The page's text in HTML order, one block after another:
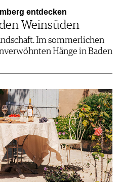
entdecken
Weinsüden
Im sommerlichen
Hänge in Baden